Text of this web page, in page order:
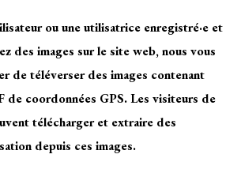
ou une utilisatrice enregistré·e et
des images sur le site web, nous vous
de téléverser des images contenant
de coordonnées GPS. Les visiteurs de
télécharger et extraire des
depuis ces images.